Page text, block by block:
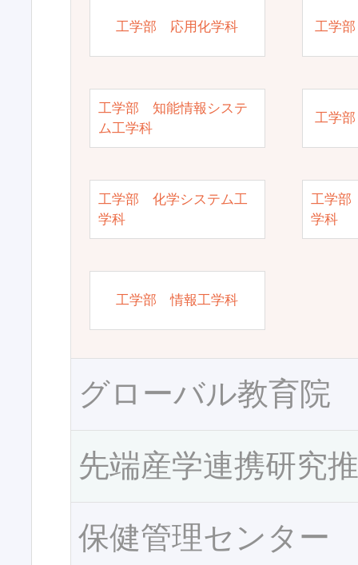
工学部 応用化学科 工学
工学部 知能情報システ
ム工学科
工学
工学部 化学システム工
学科
工学部
学科
工学部 情報工学科
グローバル教育院
先端産学連携研究
保健管理センター